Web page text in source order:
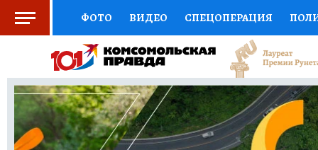
ФОТО ВИДЕО СПЕЦОПЕРАЦИЯ
СОЦПОДДЕРЖКА НАУКА СПОРТ
ВЫБОР ЭКСПЕРТОВ ДОКТОР
КНИЖНАЯ ПОЛКА ПРОГНОЗЫ НА СПОРТ